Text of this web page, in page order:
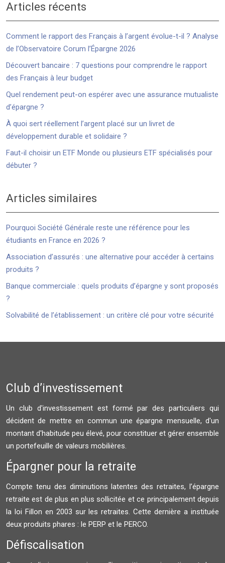
Articles récents
Comment le rapport des Français à l’argent évolue-t-il ? Analyse
de l’Observatoire Corum l’Épargne 2026
Découvert bancaire : 7 questions pour comprendre le rapport
des Français à leur budget
Quel rendement peut-on espérer avec une assurance mutualiste
d’épargne ?
À quoi sert réellement l’argent placé sur un livret de
développement durable et solidaire ?
Faut-il choisir un ETF Monde ou plusieurs ETF spécialisés pour
débuter ?
Articles similaires
Pourquoi Société Générale reste une référence pour les
étudiants en France en 2026 ?
Association d’assurés : une alternative pour accéder à certains
produits ?
Banque commerciale : quels produits d’épargne y sont proposés
?
Solvabilité de l’établissement : un critère clé pour votre sécurité
Club d’investissement
Un club d'investissement est formé par des particuliers qui
décident de mettre en commun une épargne mensuelle, d'un
montant d'habitude peu élevé, pour constituer et gérer ensemble
un portefeuille de valeurs mobilières.
Épargner pour la retraite
Compte tenu des diminutions latentes des retraites, l’épargne
retraite est de plus en plus sollicitée et ce principalement depuis
la loi Fillon en 2003 sur les retraites. Cette dernière a instituée
deux produits phares : le PERP et le PERCO.
Défiscalisation